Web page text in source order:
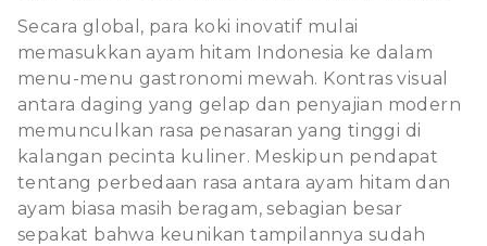
Secara global, para koki inovatif mulai
memasukkan ayam hitam Indonesia ke dalam
menu-menu gastronomi mewah. Kontras visual
antara daging yang gelap dan penyajian modern
memunculkan rasa penasaran yang tinggi di
kalangan pecinta kuliner. Meskipun pendapat
tentang perbedaan rasa antara ayam hitam dan
ayam biasa masih beragam, sebagian besar
sepakat bahwa keunikan tampilannya sudah